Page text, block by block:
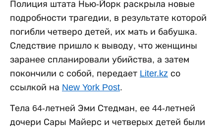
Полиция штата Нью-Йорк раскрыла новые
подробности трагедии, в результате которой
погибли четверо детей, их мать и бабушка.
Следствие пришло к выводу, что женщины
заранее спланировали убийства, а затем
покончили с собой, передает Liter.kz со
ссылкой на New York Post.
Тела 64-летней Эми Стедман, ее 44-летней
дочери Сары Майерс и четверых детей были